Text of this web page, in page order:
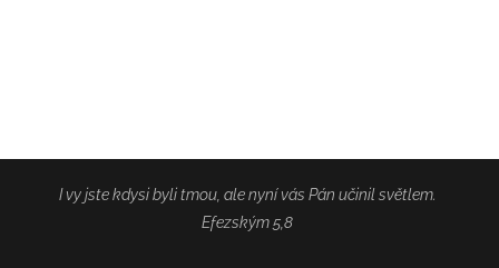
I vy jste kdysi byli tmou, ale nyní vás Pán učinil světlem.
Efezským 5,8